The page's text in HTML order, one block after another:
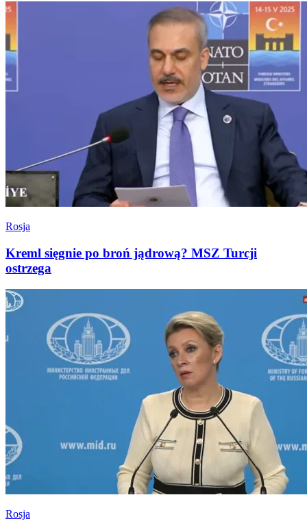
Rosja
Kreml sięgnie po broń jądrową? MSZ Turcji
ostrzega
Rosja